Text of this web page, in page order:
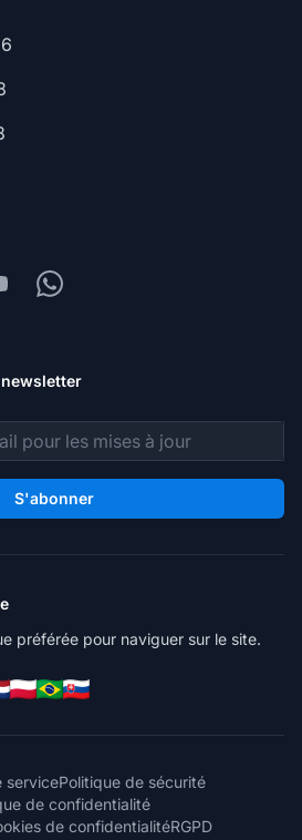
Whatsapp
S'abonner
préférée pour naviguer sur le site.
servicePolitique de sécurité
de confidentialité
de confidentialitéRGPD